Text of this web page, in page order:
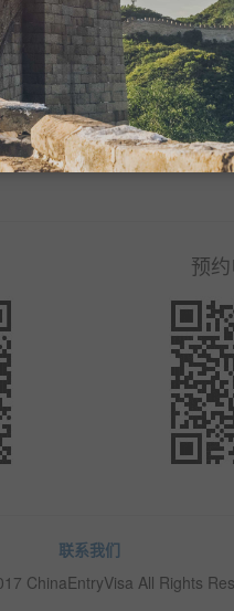
据订单地址邮寄申请材
预
联系我们
ChinaEntryVisa All Rights